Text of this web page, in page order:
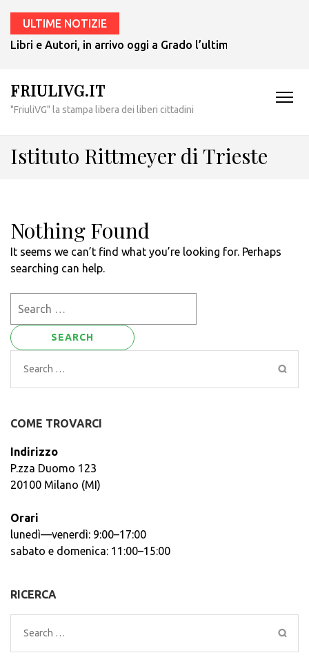
ULTIME NOTIZIE
Libri e Autori, in arrivo oggi a Grado l’ultimo giallo di
FRIULIVG.IT
"FriuliVG" la stampa libera dei liberi cittadini
Istituto Rittmeyer di Trieste
Nothing Found
It seems we can’t find what you’re looking for. Perhaps
searching can help.
Search
for:
COME TROVARCI
Indirizzo
P.zza Duomo 123
20100 Milano (MI)
Orari
lunedì—venerdì: 9:00–17:00
sabato e domenica: 11:00–15:00
RICERCA
Search
for: